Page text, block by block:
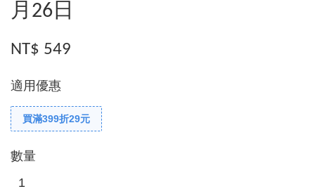
月26日
NT$ 549
適用優惠
買滿399折29元
數量